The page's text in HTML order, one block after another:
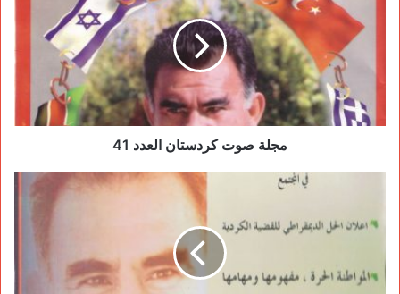
o
o
k
o
n
مجلة صوت كردستان العدد 41